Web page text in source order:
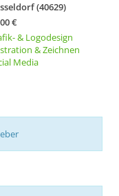
(40629)
€
& Logodesign
& Zeichnen
Media